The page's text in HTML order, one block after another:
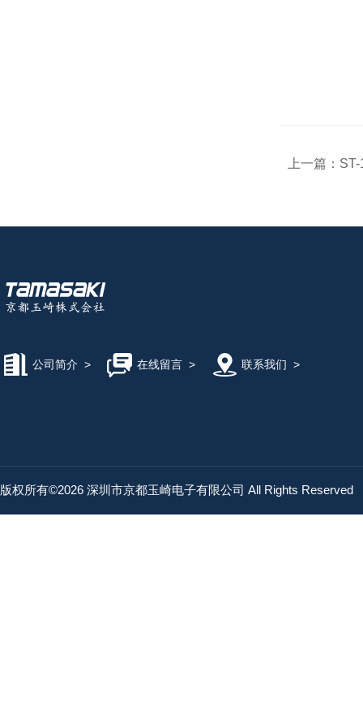
上一篇：
公司简介 > 在线留言> 联系我们 >
版权所有©2026 深圳市京都玉崎电子有限公司 All Rights Reserved